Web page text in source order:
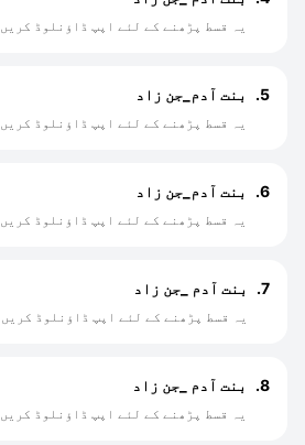
یہ قسط پڑھنے کے لئے اپپ ڈاؤنلوڈ کریں
5. بنت آدم_جن زاد
یہ قسط پڑھنے کے لئے اپپ ڈاؤنلوڈ کریں
6. بنت آدم_جن زاد
یہ قسط پڑھنے کے لئے اپپ ڈاؤنلوڈ کریں
7. بنت آدم _جن زاد
یہ قسط پڑھنے کے لئے اپپ ڈاؤنلوڈ کریں
8. بنت آدم _جن زاد
یہ قسط پڑھنے کے لئے اپپ ڈاؤنلوڈ کریں